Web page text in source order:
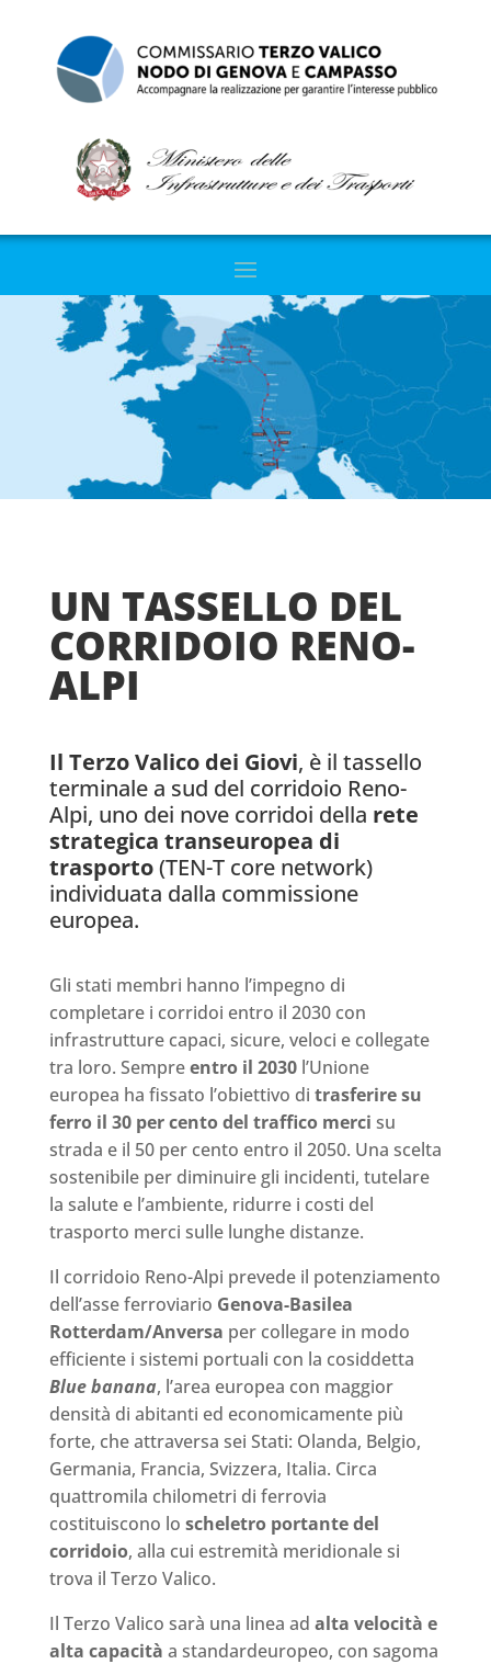
UN TASSELLO DEL
CORRIDOIO RENO-
ALPI
Il Terzo Valico dei Giovi, è il tassello
terminale a sud del corridoio Reno-
Alpi, uno dei nove corridoi della rete
strategica transeuropea di
trasporto(TEN-T core network)
individuata dalla commissione
europea.
Gli stati membri hanno l’impegno di
completare i corridoi entro il 2030 con
infrastrutture capaci, sicure, veloci e collegate
tra loro. Sempreentro il 2030l’Unione
europea ha fissato l’obiettivo di trasferire su
ferro il 30 per cento del traffico merci su
strada e il 50 per cento entro il 2050. Una scelta
sostenibile per diminuire gli incidenti, tutelare
la salute e l’ambiente, ridurre i costi del
trasporto merci sulle lunghe distanze.
Il corridoio Reno-Alpi prevede il potenziamento
dell’asse ferroviario Genova-Basilea
Rotterdam/Anversa per collegare in modo
efficiente i sistemi portuali con la cosiddetta
Blue banana, l’area europea con maggior
densità di abitanti ed economicamente più
forte, che attraversa sei Stati: Olanda, Belgio,
Germania, Francia, Svizzera, Italia. Circa
quattromila chilometri di ferrovia
costituiscono lo scheletro portante del
corridoio, alla cui estremità meridionale si
trova il Terzo Valico.
Il Terzo Valico sarà una linea ad alta velocità e
alta capacità a standardeuropeo, con sagoma